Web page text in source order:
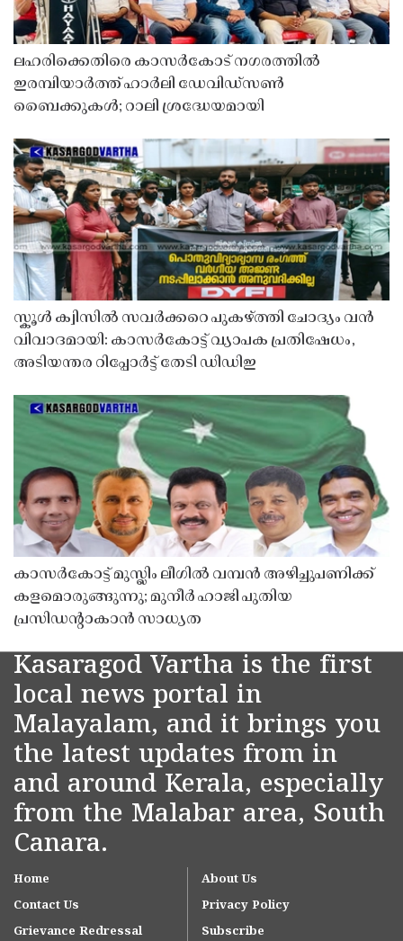
ലഹരിക്കെതിരെ കാസർകോട് നഗരത്തിൽ
ഇരമ്പിയാർത്ത് ഹാർലി ഡേവിഡ്‌സൺ
ബൈക്കുകൾ; റാലി ശ്രദ്ധേയമായി
സ്കൂൾ ക്വിസിൽ സവർക്കറെ പുകഴ്ത്തി ചോദ്യം വൻ
വിവാദമായി: കാസർകോട്ട് വ്യാപക പ്രതിഷേധം,
അടിയന്തര റിപ്പോർട്ട് തേടി ഡിഡിഇ
കാസർകോട്ട് മുസ്ലിം ലീഗിൽ വമ്പൻ അഴിച്ചുപണിക്ക്
കളമൊരുങ്ങുന്നു; മുനീർ ഹാജി പുതിയ
പ്രസിഡൻ്റാകാൻ സാധ്യത
Kasaragod Vartha is the first
local news portal in
Malayalam, and it brings you
the latest updates from in
and around Kerala, especially
from the Malabar area, South
Canara.
Home
About Us
Contact Us
Privacy Policy
Grievance Redressal
Subscribe